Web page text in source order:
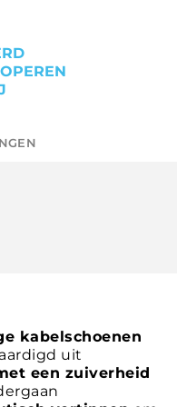
kabelschoenen
uit
een zuiverheid